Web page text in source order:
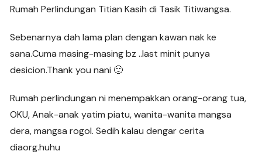
Rumah Perlindungan Titian Kasih di Tasik Titiwangsa.
Sebenarnya dah lama plan dengan kawan nak ke
sana.Cuma masing-masing bz ..last minit punya
desicion.Thank you nani 🙂
Rumah perlindungan ni menempakkan orang-orang tua,
OKU, Anak-anak yatim piatu, wanita-wanita mangsa
dera, mangsa rogol. Sedih kalau dengar cerita
diaorg.huhu